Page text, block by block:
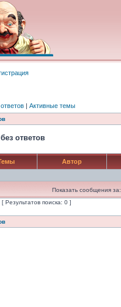
| Активные темы
ответов
Автор
Показать сообщения за:
[ Результатов поиска: 0 ]